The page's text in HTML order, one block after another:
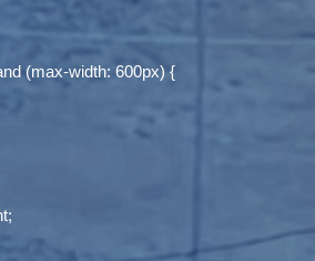
(max-width: 600px) {